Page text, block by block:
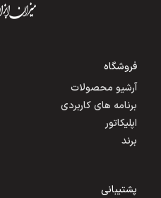
فروشگاه
آرشیو محصولات
برنامه های کاربردی
اپلیکاتور
برند
پشتیبانی